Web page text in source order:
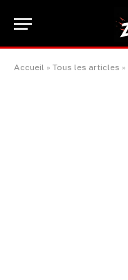
Accueil » Tous les articles »